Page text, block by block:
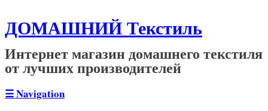
ДОМАШНИЙ Текстиль
Интернет магазин домашнего текстиля
от лучших производителей
☰Navigation